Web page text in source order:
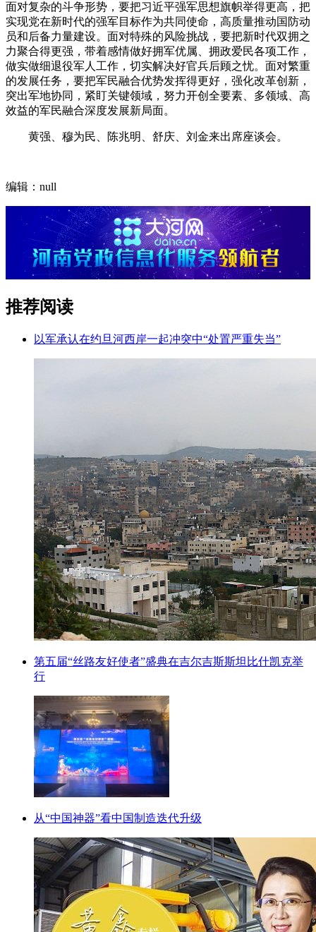
面对复杂的斗争形势，要把习近平强军思想旗帜举得更高，把
实现党在新时代的强军目标作为共同使命，高质量推动国防动
员和后备力量建设。面对特殊的风险挑战，要把新时代双拥之
力聚合得更强，带着感情做好拥军优属、拥政爱民各项工作，
做实做细退役军人工作，切实解决好官兵后顾之忧。面对繁重
的发展任务，要把军民融合优势发挥得更好，强化改革创新，
突出军地协同，紧盯关键领域，努力开创全要素、多领域、高
效益的军民融合深度发展新局面。
黄强、穆为民、陈兆明、舒庆、刘金来出席座谈会。
编辑：null
推荐阅读
以军承认在约旦河西岸一起冲突中“处置严重失当”
第五届“丝路友好使者”盛典在吉尔吉斯斯坦比什凯克举
行
从“中国神器”看中国制造迭代升级